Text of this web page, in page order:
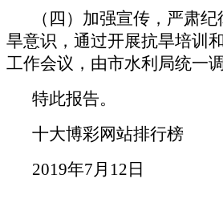
（四）加强宣传，严肃
旱意识，通过开展抗旱培训
工作会议，由市水利局统一
特此报告。
十大博彩网站排行榜
2019年7月12日